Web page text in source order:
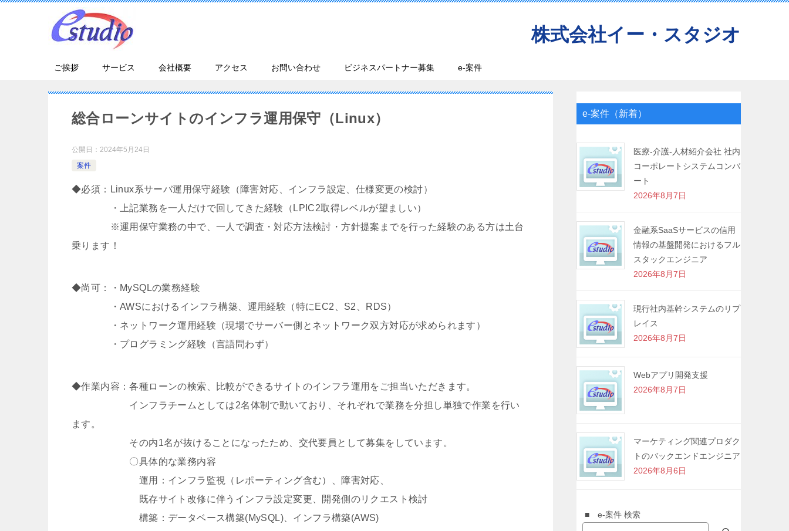
株式会社イー・スタジオ
ご挨拶 サービス 会社概要 アクセス お問い合わせ ビジネスパートナー募集 e-案件
総合ローンサイトのインフラ運用保守（Linux）
公開日： 2024年5月24日
案件
◆必須：Linux系サーバ運用保守経験（障害対応、インフラ設定、仕様変更の検討）
・上記業務を一人だけで回してきた経験（LPIC2取得レベルが望ましい）
※運用保守業務の中で、一人で調査・対応方法検討・方針提案までを行った経験のある方は土台
乗ります！
◆尚可：・MySQLの業務経験
・AWSにおけるインフラ構築、運用経験（特にEC2、S2、RDS）
・ネットワーク運用経験（現場でサーバー側とネットワーク双方対応が求められます）
・プログラミング経験（言語問わず）
◆作業内容：各種ローンの検索、比較ができるサイトのインフラ運用をご担当いただきます。
インフラチームとしては2名体制で動いており、それぞれで業務を分担し単独で作業を行い
ます。
その内1名が抜けることになったため、交代要員として募集をしています。
〇具体的な業務内容
運用：インフラ監視（レポーティング含む）、障害対応、
既存サイト改修に伴うインフラ設定変更、開発側のリクエスト検討
構築：データベース構築(MySQL)、インフラ構築(AWS)
e-案件（新着）
医療-介護-人材紹介会社 社内
コーポレートシステムコンバ
ート
2026年8月7日
金融系SaaSサービスの信用
情報の基盤開発におけるフル
スタックエンジニア
2026年8月7日
現行社内基幹システムのリプ
レイス
2026年8月7日
Webアプリ開発支援
2026年8月7日
マーケティング関連プロダク
トのバックエンドエンジニア
2026年8月6日
■ e-案件 検索